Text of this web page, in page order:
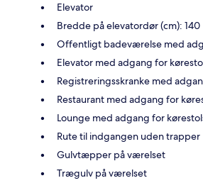
Elevator
Bredde på elevatordør (cm): 140
Offentligt badeværelse med
Elevator med adgang for
Registreringsskranke med
Restaurant med adgang for
Lounge med adgang for
Rute til indgangen uden trapper
Gulvtæpper på værelset
Trægulv på værelset